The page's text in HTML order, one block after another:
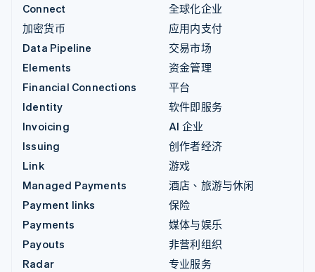
Connect
加密货币
Data Pipeline
Elements
Financial Connections
Identity
Invoicing
Issuing
Link
Managed Payments
Payment links
Payments
Payouts
Radar
全球化企业
应用内支付
交易市场
资金管理
平台
软件即服务
AI 企业
创作者经济
游戏
酒店、旅游与休闲
保险
媒体与娱乐
非营利组织
专业服务